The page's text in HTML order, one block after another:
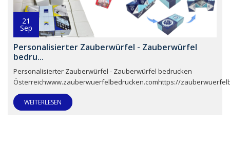
21
Sep
Personalisierter Zauberwürfel - Zauberwürfel
bedru...
Personalisierter Zauberwürfel - Zauberwürfel bedrucken
Österreichwww.zauberwuerfelbedrucken.comhttps://
WEITERLESEN